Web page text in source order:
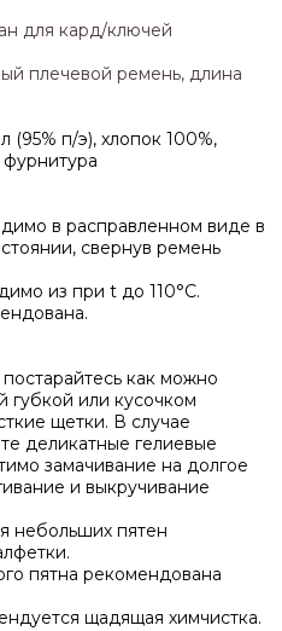
для кард/ключей
плечевой ремень, длина
(95% п/э), хлопок 100%,
фурнитура
в расправленном виде в
свернув ремень
из при t до 110°С.
как можно
губкой или кусочком
щетки. В случае
деликатные гелиевые
замачивание на долгое
и выкручивание
небольших пятен
пятна рекомендована
щадящая химчистка.